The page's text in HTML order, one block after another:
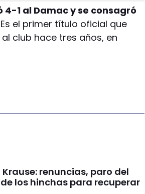
1 al Damac y se consagró
Es el primer título oficial que
club hace tres años, en
renuncias, paro del
los hinchas para recuperar